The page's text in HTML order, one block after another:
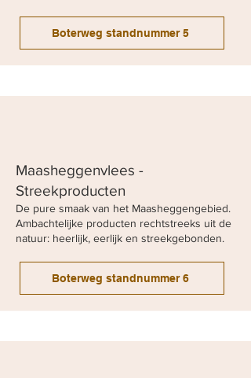
Boterweg standnummer 5
Maasheggenvlees -
Streekproducten
De pure smaak van het Maasheggengebied.
Ambachtelijke producten rechtstreeks uit de
natuur: heerlijk, eerlijk en streekgebonden.
Boterweg standnummer 6